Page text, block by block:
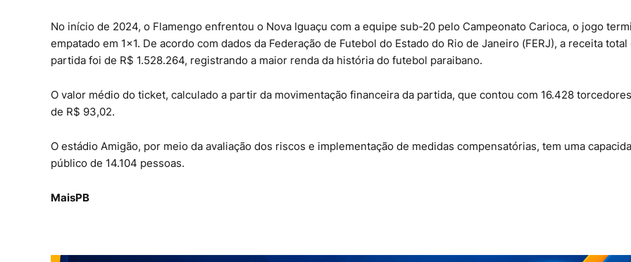
No início de 2024, o Flamengo enfrentou o Nova Iguaçu com a equipe sub-20 pelo Campeonato Carioca, o jogo
empatado em 1×1. De acordo com dados da Federação de Futebol do Estado do Rio de Janeiro (FERJ), a receita total
partida foi de R$ 1.528.264, registrando a maior renda da história do futebol paraibano.
O valor médio do ticket, calculado a partir da movimentação financeira da partida, que contou com 16.428
de R$ 93,02.
O estádio Amigão, por meio da avaliação dos riscos e implementação de medidas compensatórias, tem uma
público de 14.104 pessoas.
MaisPB